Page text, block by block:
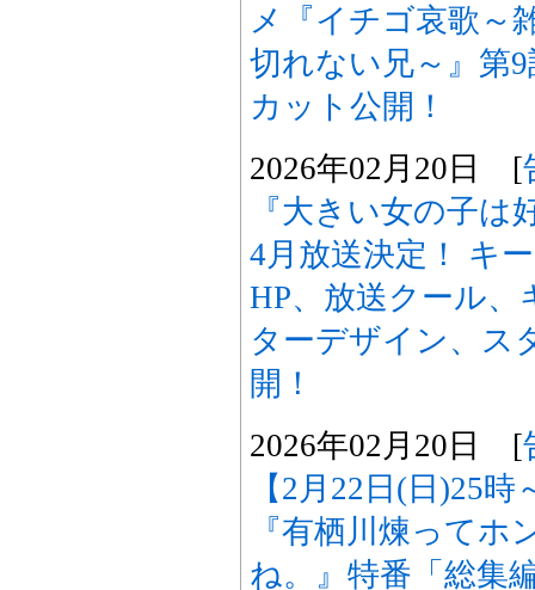
メ『イチゴ哀歌～
切れない兄～』第
カット公開！
2026年02月20日 [
『大きい女の子は
4月放送決定！ キ
HP、放送クール
ターデザイン、ス
開！
2026年02月20日 [
【2月22日(日)25
『有栖川煉ってホ
ね。』特番「総集